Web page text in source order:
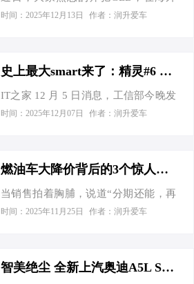
TFSI 臻选动感型，新车含税价为47…
万起 图片 参数配置 询底价 懂车分暂
一次采访中，保时捷中国首席执行官
烈，并表示“中国创新的速度令人叹为
观止。”他回忆起Taycan在推出时很成
市场正式发布了全新一代车型。作为
面都有了大变化。首先映入眼帘的，
就是该车换装了全新的前脸造型，采
用了大面积的点阵式星空格栅，巨大
的车标位居正中间，并且车标两侧还
且内部还嵌入了奔驰标志性的三叉星
车灯相连，拥有不错的点亮效果，辨
识度也是相当高。硕大的侧进气口也
运动，气场也是相当足。 整个车身也
时间：2025年12月13日 作者：润升爱车
史上最大smart来了：精灵#6 EHD中型轿车申报，车长达4.9米
IT之家 12 月 5 日消息，工信部今晚发
布了《道路机动车辆生产企业及产品
名单。 IT之家从数据获悉，新车长宽
高分别为 4906/1922/1508mm，轴距
2926mm，可选装尾翼。其搭载极光湾
科技提供的 1.5T 发动机，最大功率
smart 品牌共有 3 款车型在售：小型
时间：2025年12月07日 作者：润升爱车
燃油车大降价背后的3个惊人事实
当销售拍着胸脯，说道“分期还能，再
降2万”之时，老车主们静静地看着手
合资燃油跟风跳水 1.豪华品牌集体“骨
折价” 奔驰A级：指导价25万→12.57万
时间：2025年11月25日 作者：润升爱车
智美绝尘 全新上汽奥迪A5L Sportback正式上市